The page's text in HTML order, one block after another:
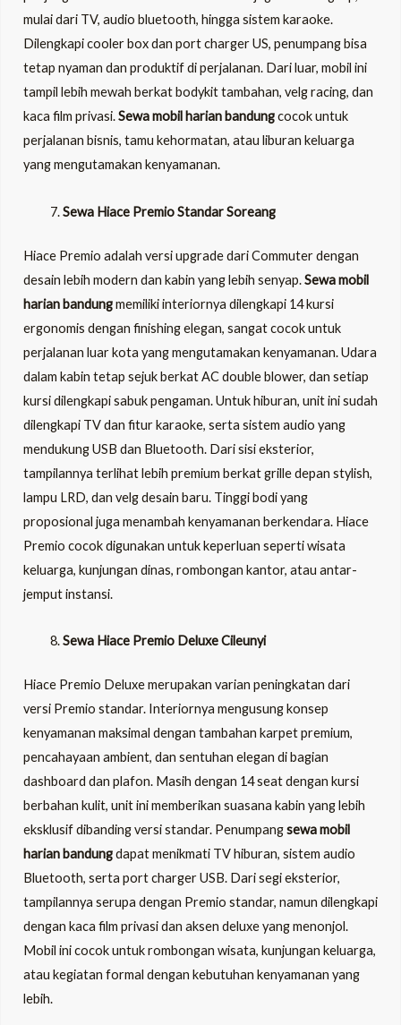
mulai dari TV, audio bluetooth, hingga sistem karaoke.
Dilengkapi cooler box dan port charger US, penumpang bisa
tetap nyaman dan produktif di perjalanan. Dari luar, mobil ini
tampil lebih mewah berkat bodykit tambahan, velg racing, dan
kaca film privasi.Sewa mobil harian bandungcocok untuk
perjalanan bisnis, tamu kehormatan, atau liburan keluarga
yang mengutamakan kenyamanan.
Sewa Hiace Premio Standar Soreang
Hiace Premio adalah versi upgrade dari Commuter dengan
desain lebih modern dan kabin yang lebih senyap.Sewa mobil
harian bandungmemiliki interiornya dilengkapi 14 kursi
ergonomis dengan finishing elegan, sangat cocok untuk
perjalanan luar kota yang mengutamakan kenyamanan. Udara
dalam kabin tetap sejuk berkat AC double blower, dan setiap
kursi dilengkapi sabuk pengaman. Untuk hiburan, unit ini sudah
dilengkapi TV dan fitur karaoke, serta sistem audio yang
mendukung USB dan Bluetooth. Dari sisi eksterior,
tampilannya terlihat lebih premium berkat grille depan stylish,
lampu LRD, dan velg desain baru. Tinggi bodi yang
proposional juga menambah kenyamanan berkendara. Hiace
Premio cocok digunakan untuk keperluan seperti wisata
keluarga, kunjungan dinas, rombongan kantor, atau antar-
jemput instansi.
Sewa Hiace Premio Deluxe Cileunyi
Hiace Premio Deluxe merupakan varian peningkatan dari
versi Premio standar. Interiornya mengusung konsep
kenyamanan maksimal dengan tambahan karpet premium,
pencahayaan ambient, dan sentuhan elegan di bagian
dashboard dan plafon. Masih dengan 14 seat dengan kursi
berbahan kulit, unit ini memberikan suasana kabin yang lebih
eksklusif dibanding versi standar. Penumpangsewa mobil
harian bandungdapat menikmati TV hiburan, sistem audio
Bluetooth, serta port charger USB. Dari segi eksterior,
tampilannya serupa dengan Premio standar, namun dilengkapi
dengan kaca film privasi dan aksen deluxe yang menonjol.
Mobil ini cocok untuk rombongan wisata, kunjungan keluarga,
atau kegiatan formal dengan kebutuhan kenyamanan yang
lebih.